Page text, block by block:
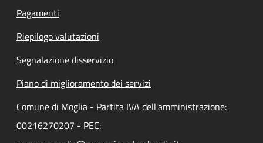
Pagamenti
Riepilogo valutazioni
Segnalazione disservizio
Piano di miglioramento dei servizi
Comune di Moglia - Partita IVA dell'amministrazione:
00216270207 - PEC: